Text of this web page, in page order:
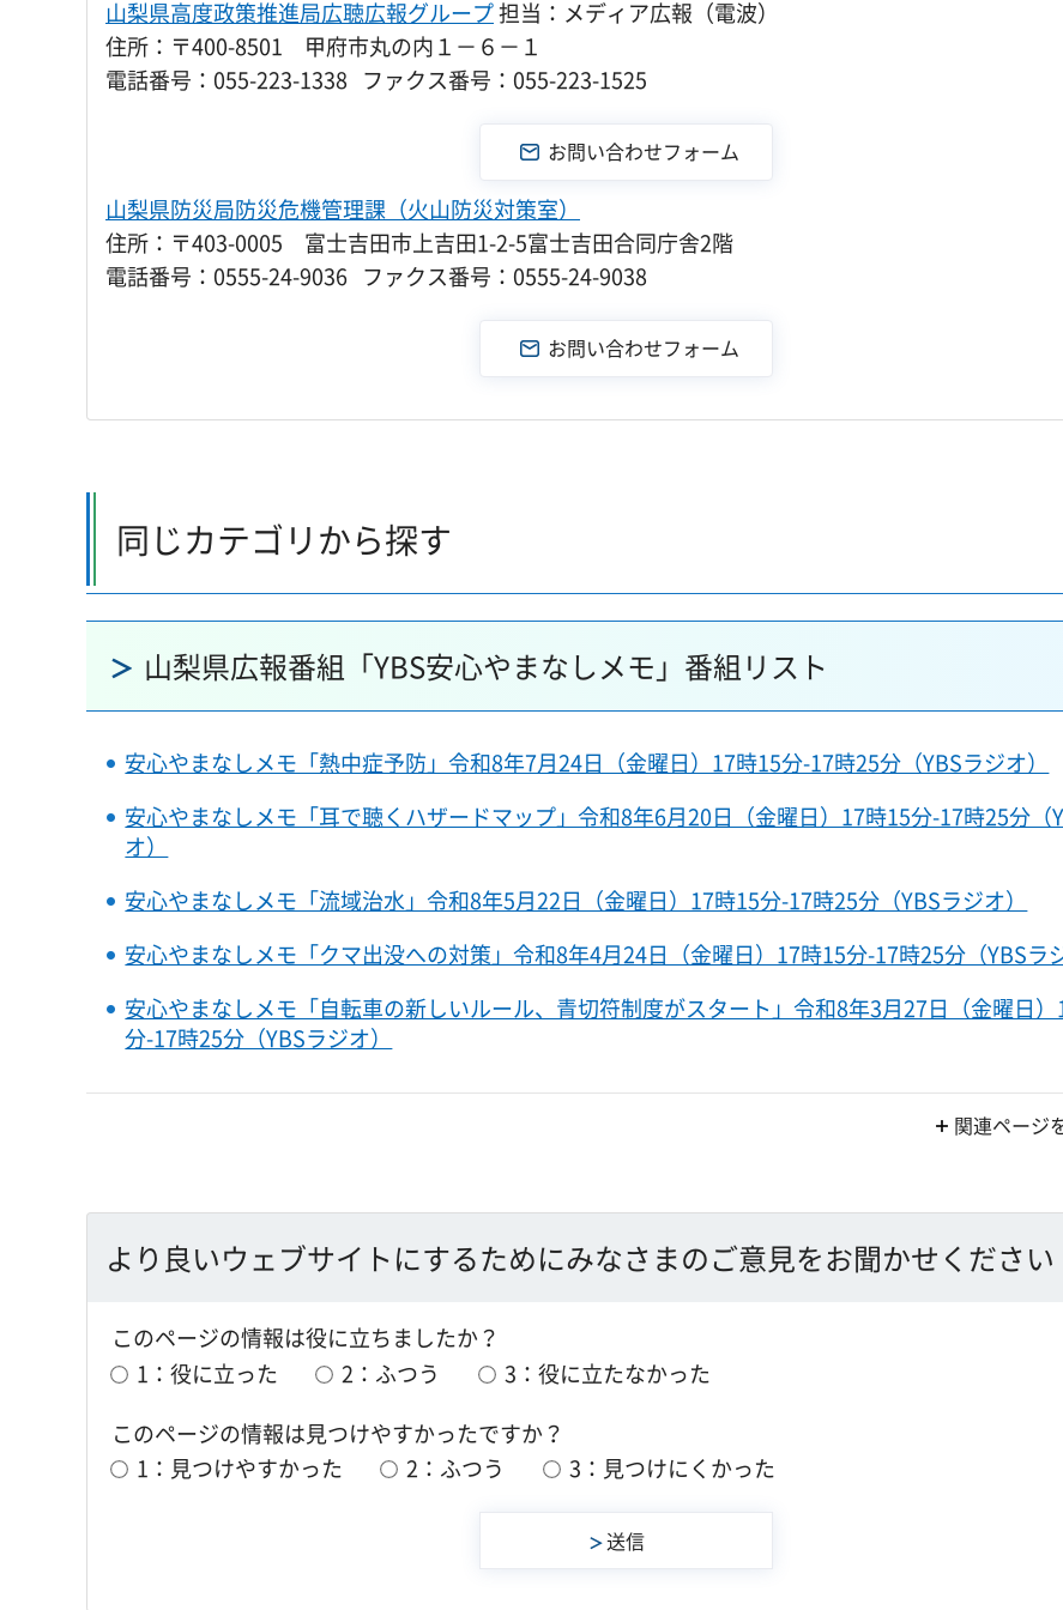
山梨県高度政策推進局広聴広報グループ担当：メディア広報（電波）
住所：〒400-8501 甲府市丸の内１－６－１
電話番号：055-223-1338 ファクス番号：055-223-1525
山梨県防災局防災危機管理課（火山防災対策室）
住所：〒403-0005 富士吉田市上吉田1-2-5富士吉田合同庁舎2階
電話番号：0555-24-9036 ファクス番号：0555-24-9038
同じカテゴリから探す
山梨県広報番組「YBS安心やまなしメモ」番組リスト
安心やまなしメモ「熱中症予防」令和8年7月24日（金曜日）17時15分-17時25分（YBSラジオ）
安心やまなしメモ「耳で聴くハザードマップ」令和8年6月20日（金曜日）17時15分-17時25分（
オ）
安心やまなしメモ「流域治水」令和8年5月22日（金曜日）17時15分-17時25分（YBSラジオ）
安心やまなしメモ「クマ出没への対策」令和8年4月24日（金曜日）17時15分-17時25分（YBSラジ
安心やまなしメモ「自転車の新しいルール、青切符制度がスタート」令和8年3月27日（金曜日）
分-17時25分（YBSラジオ）
関連ページ
より良いウェブサイトにするためにみなさまのご意見をお聞かせください
このページの情報は役に立ちましたか？
1：役に立った
2：ふつう
3：役に立たなかった
このページの情報は見つけやすかったですか？
1：見つけやすかった
2：ふつう 3：見つけにくかった